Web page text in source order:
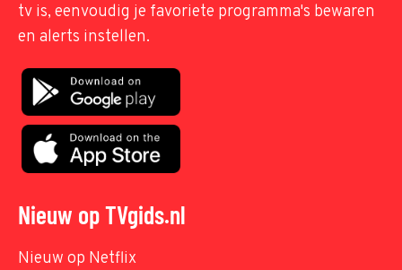
tv is, eenvoudig je favoriete programma's bewaren
en alerts instellen.
Nieuw op TVgids.nl
Nieuw op Netflix